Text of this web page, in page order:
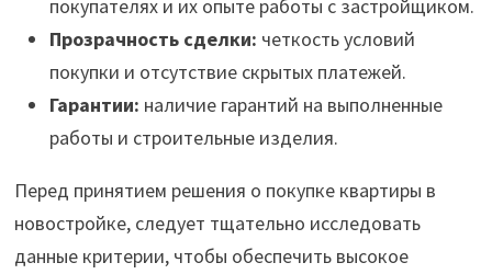
покупателях и их опыте работы с застройщиком.
Прозрачность сделки: четкость условий
покупки и отсутствие скрытых платежей.
Гарантии: наличие гарантий на выполненные
работы и строительные изделия.
Перед принятием решения о покупке квартиры в
новостройке, следует тщательно исследовать
данные критерии, чтобы обеспечить высокое